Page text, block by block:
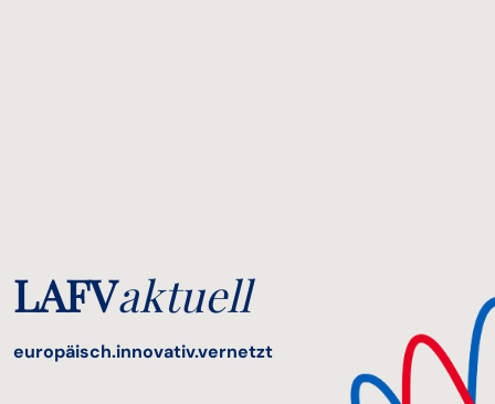
LAFVaktuell
europäisch.innovativ.vernetzt